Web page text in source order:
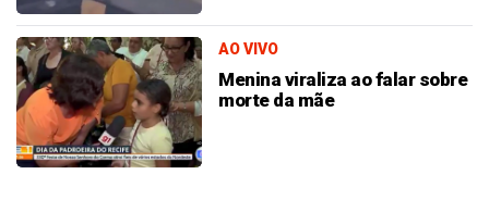
AO VIVO
Menina viraliza ao falar sobre
morte da mãe